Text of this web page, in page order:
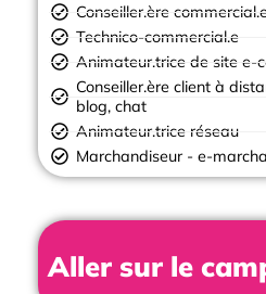
Conseiller.ère
Technico-commercial.e
Animateur.trice de site e-
Conseiller.ère client à
blog, chat
Animateur.trice réseau
Marchandiseur - e-
Aller sur le